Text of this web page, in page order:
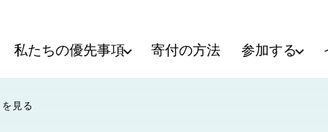
私たちの優先事項 寄付の方法 参加する
見る